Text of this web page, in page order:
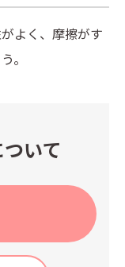
よく、摩擦がす
。
いて